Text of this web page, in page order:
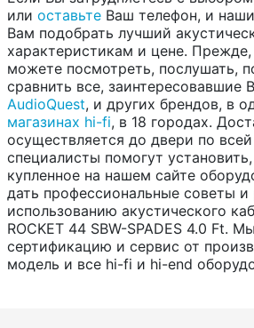
или оставьте Ваш телефон, и
Вам подобрать лучший
характеристикам и цене.
можете посмотреть, послушать,
сравнить все, заинтересовавшие
AudioQuest, и других брендов, в
магазинах hi-fi, в 18 городах.
осуществляется до двери по
специалисты помогут
купленное на нашем сайте
дать профессиональные советы
использованию акустического
ROCKET 44 SBW-SPADES 4.0 Ft.
сертификацию и сервис от
модель и все hi-fi и hi-end